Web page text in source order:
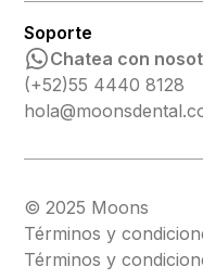
Soporte
Chatea con
(+52)55 4440 8128
© 2025 Moons
Términos y
Términos y